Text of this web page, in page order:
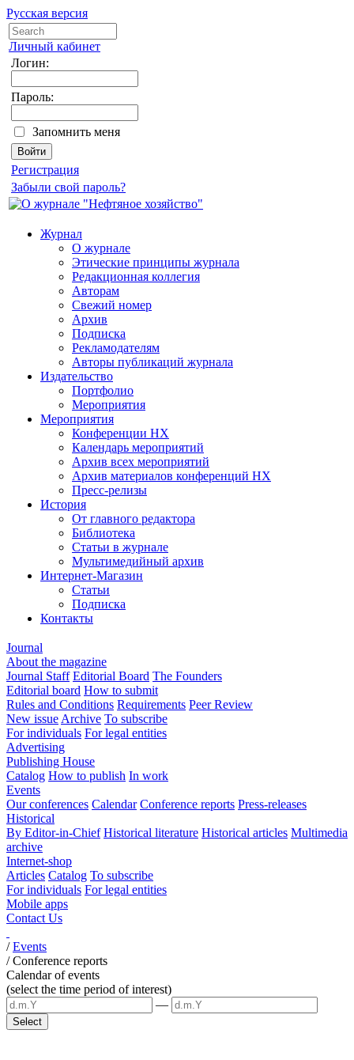
Русская версия
Личный кабинет
Логин:
Пароль:
Запомнить меня
Регистрация
Забыли свой пароль?
Журнал
О журнале
Этические принципы журнала
Редакционная коллегия
Авторам
Свежий номер
Архив
Подписка
Рекламодателям
Авторы публикаций журнала
Издательство
Портфолио
Мероприятия
Мероприятия
Конференции НХ
Календарь мероприятий
Архив всех мероприятий
Архив материалов конференций НХ
Пресс-релизы
История
От главного редактора
Библиотека
Статьи в журнале
Мультимедийный архив
Интернет-Магазин
Статьи
Подписка
Контакты
Journal
About the magazine
Journal Staff Editorial Board The Founders
Editorial board How to submit
Rules and Conditions Requirements Peer Review
New issue Archive To subscribe
For individuals For legal entities
Advertising
Publishing House
Catalog How to publish In work
Events
Our conferences Calendar Conference reports Press-releases
Historical
By Editor-in-Chief Historical literature Historical articles Multimedia
archive
Internet-shop
Articles Catalog To subscribe
For individuals For legal entities
Mobile apps
Contact Us
/Events
/Conference reports
Calendar of events
(select the time period of interest)
—